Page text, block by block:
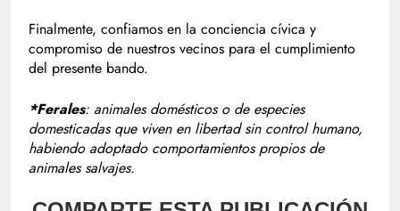
Finalmente, confiamos en la conciencia cívica y
compromiso de nuestros vecinos para el cumplimiento
del presente bando.
*Ferales: animales domésticos o de especies
domesticadas que viven en libertad sin control humano,
habiendo adoptado comportamientos propios de
animales salvajes.